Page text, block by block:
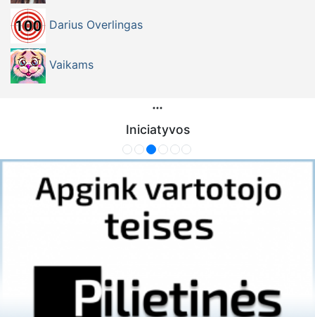
Darius Overlingas
Vaikams
Iniciatyvos